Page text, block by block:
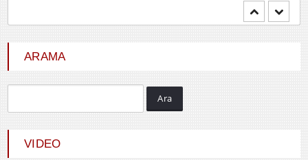
YENİ DÜNYA DÜZENİNDE
ARAMA
Ara
VIDEO